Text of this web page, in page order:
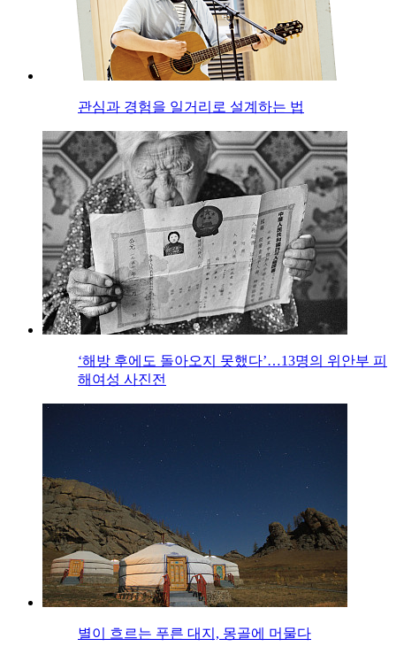
관심과 경험을 일거리로 설계하는 법
‘해방 후에도 돌아오지 못했다’…13명의 위안부 피
해여성 사진전
별이 흐르는 푸른 대지, 몽골에 머물다